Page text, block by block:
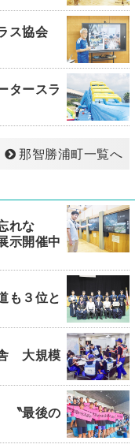
ス協会
タースラ
那智勝浦町一覧へ
れな
示開催中
３位と
大規模
〝最後の